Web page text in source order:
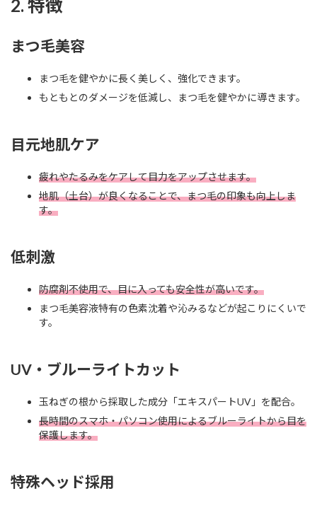
2. 特徴
まつ毛美容
まつ毛を健やかに長く美しく、強化できます。
もともとのダメージを低減し、まつ毛を健やかに導きます。
目元地肌ケア
疲れやたるみをケアして目力をアップさせます。
地肌（土台）が良くなることで、まつ毛の印象も向上しま
す。
低刺激
防腐剤不使用で、目に入っても安全性が高いです。
まつ毛美容液特有の色素沈着や沁みるなどが起こりにくいで
す。
UV・ブルーライトカット
玉ねぎの根から採取した成分「エキスパートUV」を配合。
長時間のスマホ・パソコン使用によるブルーライトから目を
保護します。
特殊ヘッド採用